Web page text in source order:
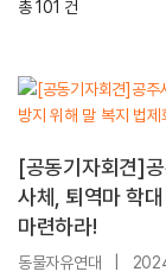
총 101 건
[공동기자회견]
사체, 퇴역마 학
마련하라!
동물자유연대